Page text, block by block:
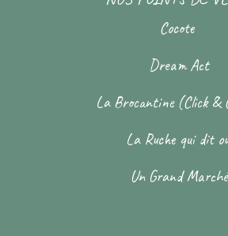
Cocote
Dream Act
La Brocantine (Click &
La Ruche qui dit
Un Grand Marché